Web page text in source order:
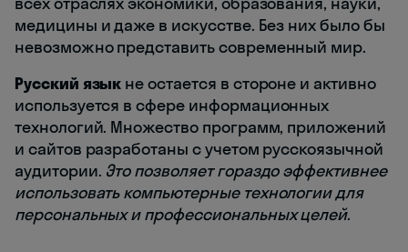
медицины и даже в искусстве. Без них было бы
невозможно представить современный мир.
Русский язык не остается в стороне и активно
используется в сфере информационных
технологий. Множество программ, приложений
и сайтов разработаны с учетом русскоязычной
аудитории. Это позволяет гораздо эффективнее
использовать компьютерные технологии для
персональных и профессиональных целей.